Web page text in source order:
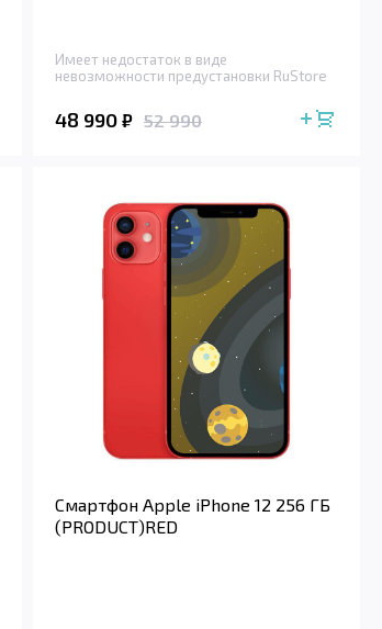
Имеет недостаток в виде
невозможности предустановки RuStore
48 990 ₽ 52 990
Смартфон Apple iPhone 12 256 ГБ
(PRODUCT)RED